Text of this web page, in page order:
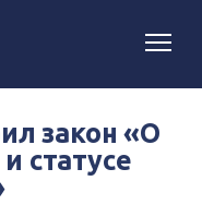
закон «О
статусе